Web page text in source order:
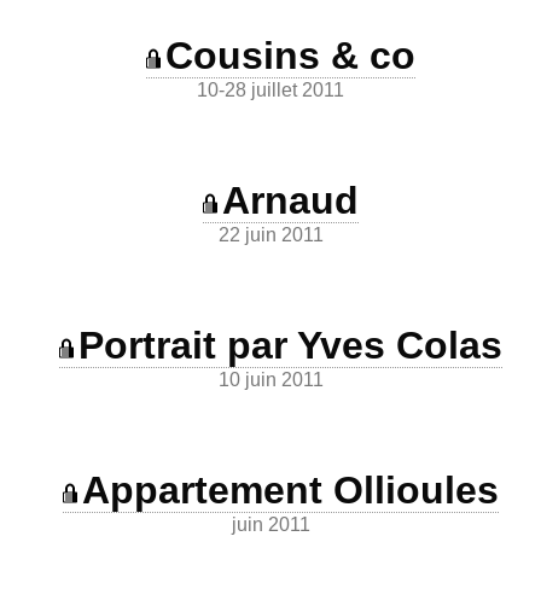
Cousins & co
10-28 juillet 2011
Arnaud
22 juin 2011
Portrait par Yves Colas
10 juin 2011
Appartement Ollioules
juin 2011